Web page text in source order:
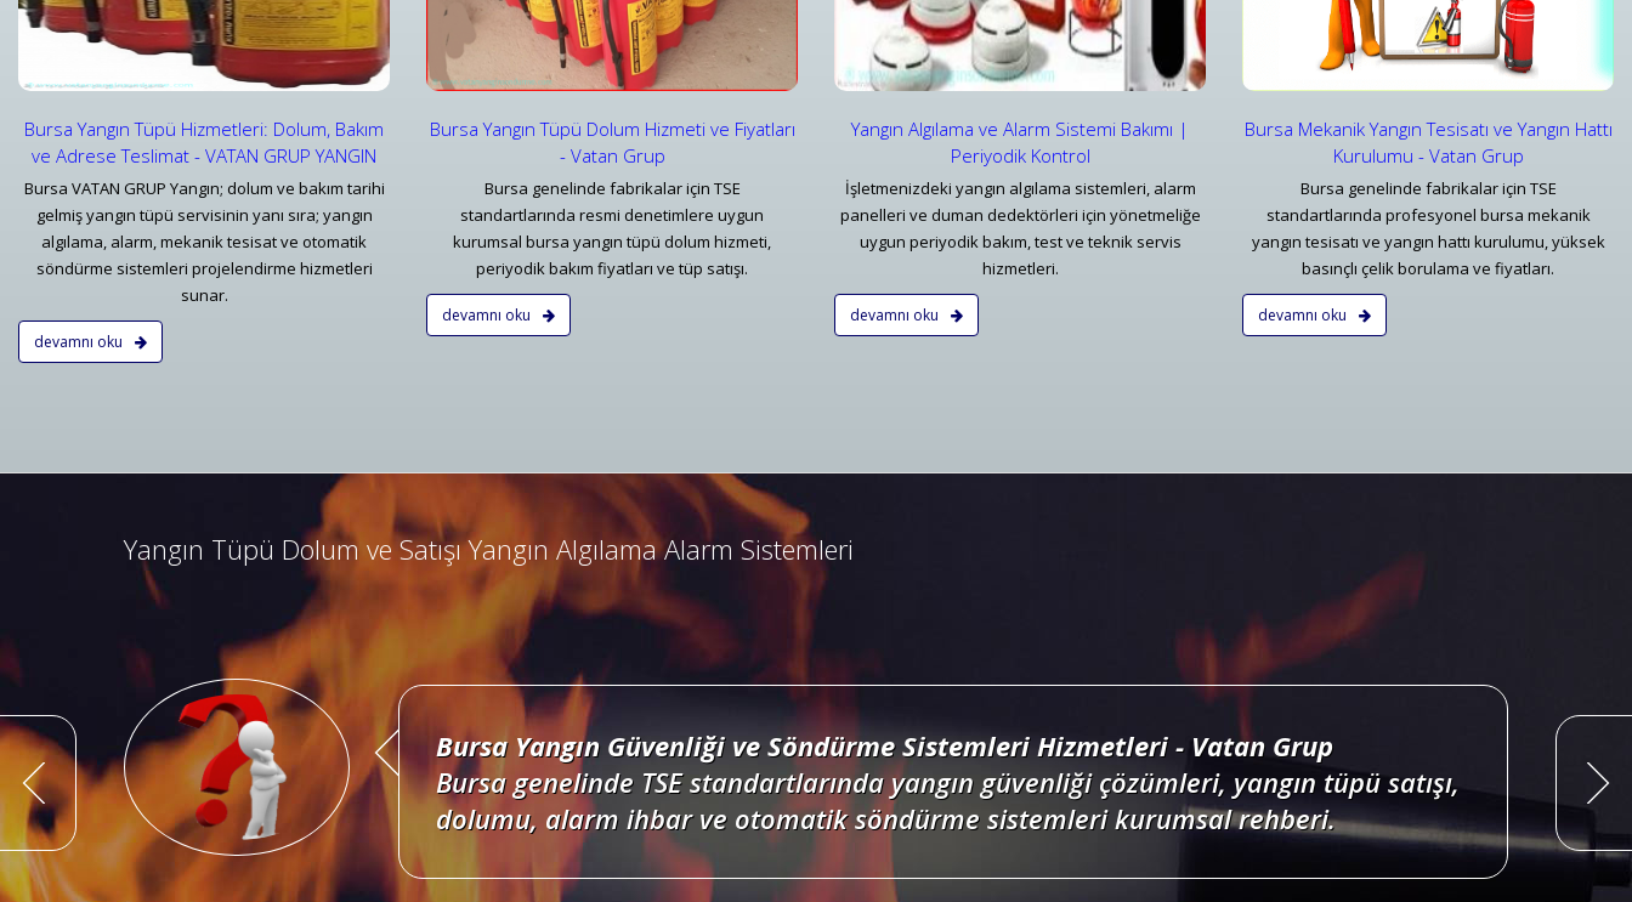
Bursa Yangın Tüpü Hizmetleri: Dolum, Bakım
ve Adrese Teslimat - VATAN GRUP YANGIN
Bursa VATAN GRUP Yangın; dolum ve bakım tarihi
gelmiş yangın tüpü servisinin yanı sıra; yangın
algılama, alarm, mekanik tesisat ve otomatik
söndürme sistemleri projelendirme hizmetleri
sunar.
devamnı oku
Bursa Yangın Tüpü Dolum Hizmeti ve Fiyatları
- Vatan Grup
Bursa genelinde fabrikalar için TSE
standartlarında resmi denetimlere uygun
kurumsal bursa yangın tüpü dolum hizmeti,
periyodik bakım fiyatları ve tüp satışı.
devamnı oku
Yangın Algılama ve Alarm Sistemi Bakımı |
Periyodik Kontrol
İşletmenizdeki yangın algılama sistemleri, alarm
panelleri ve duman dedektörleri için yönetmeliğe
uygun periyodik bakım, test ve teknik servis
hizmetleri.
devamnı oku
Bursa Mekanik Yangın Tesisatı ve Yangın Hattı
Kurulumu - Vatan Grup
Bursa genelinde fabrikalar için TSE
standartlarında profesyonel bursa mekanik
yangın tesisatı ve yangın hattı kurulumu, yüksek
basınçlı çelik borulama ve fiyatları.
devamnı oku
Yangın Tüpü Dolum ve Satışı Yangın Algılama Alarm Sistemleri
Bursa Yangın Algılama ve İhbar Alarm Sistemleri
Bursa adresli ve konvansiyonel yangın alarm sistemleri projelendirme, duman, ısı,
kombine dedektörler, kontrol panelleri ve yangın butonları satış, bakım, montajı.
Bursa Yangın Güvenliği ve Söndürme Sistemleri Hizmetleri - Vatan Grup
Bursa genelinde TSE standartlarında yangın güvenliği çözümleri, yangın tüpü satışı,
dolumu, alarm ihbar ve otomatik söndürme sistemleri kurumsal rehberi.